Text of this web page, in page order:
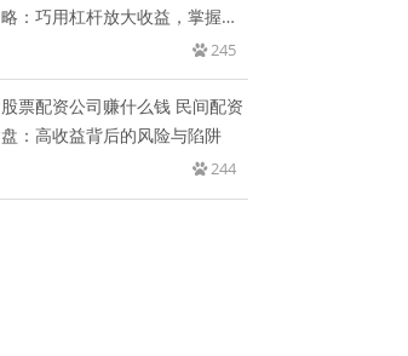
略：巧用杠杆放大收益，掌握关
245
股票配资公司赚什么钱 民间配资
盘：高收益背后的风险与陷阱
244